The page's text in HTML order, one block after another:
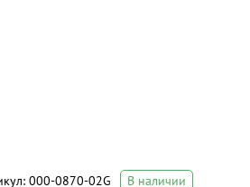
000-0870-02G В наличии